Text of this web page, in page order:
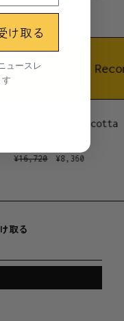
るかのようである。
ーティングを施して
のために2016年に
for you
Planter - Terracotta
¥16,720 ¥8,360
取る
け取る
ュースレ